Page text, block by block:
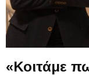
«Κοιτάμε